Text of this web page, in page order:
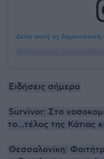
Δείτε αυτή τη
Ειδήσεις σήμερα
Survivor: Στο
το…τέλος της Κάτιας
Θεσσαλονίκη: